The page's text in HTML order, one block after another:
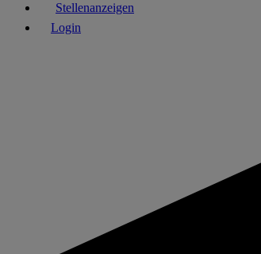
Stellenanzeigen
Login